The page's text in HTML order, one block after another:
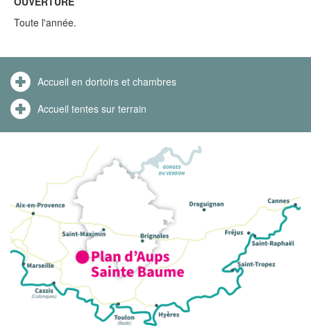
Toute l'année.
Accueil en dortoirs et chambres
Accueil tentes sur terrain